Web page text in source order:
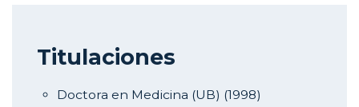
Titulaciones
Doctora en Medicina (UB) (1998)